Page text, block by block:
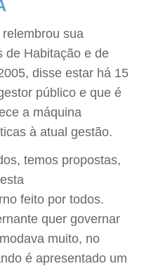
sua
de Habitação e de
disse estar há 15
público e que é
a máquina
à atual gestão.
temos propostas,
feito por todos.
quer governar
muito, no
é apresentado um